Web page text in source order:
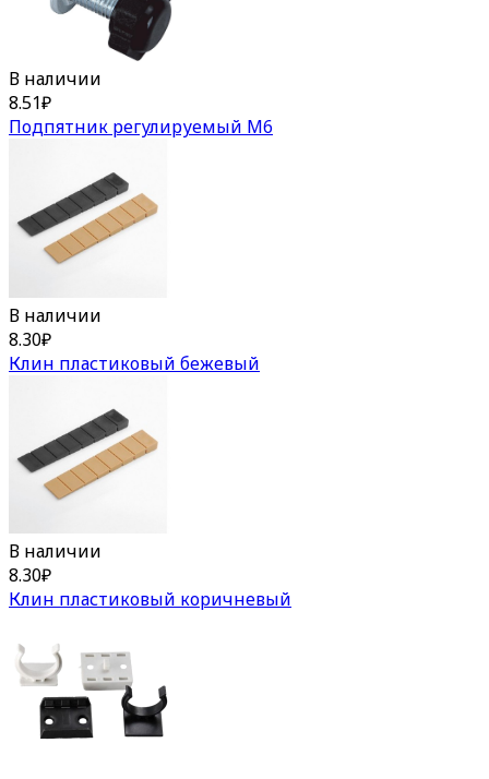
В наличии
8.51₽
Подпятник регулируемый М6
В наличии
8.30₽
Клин пластиковый бежевый
В наличии
8.30₽
Клин пластиковый коричневый